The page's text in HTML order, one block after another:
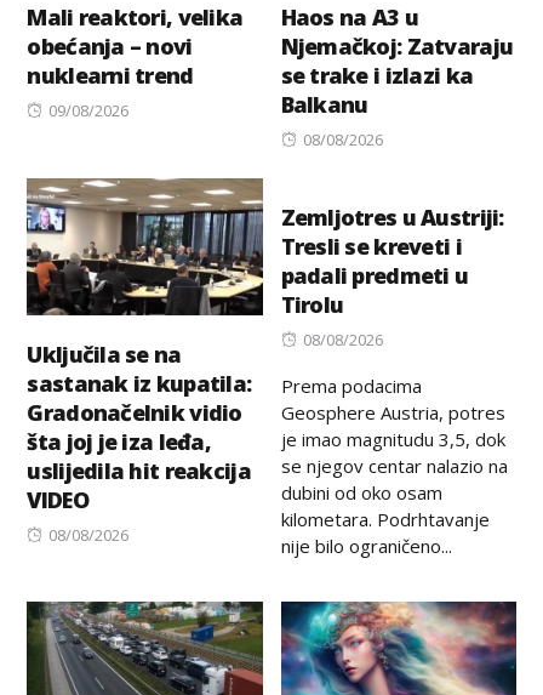
Mali reaktori, velika
obećanja – novi
nuklearni trend
Posted
09/08/2026
Haos na A3 u
Njemačkoj: Zatvaraju
se trake i izlazi ka
Balkanu
Posted
08/08/2026
Uključila se na
sastanak iz kupatila:
Gradonačelnik vidio
šta joj je iza leđa,
uslijedila hit reakcija
VIDEO
Posted
08/08/2026
Zemljotres u Austriji:
Tresli se kreveti i
padali predmeti u
Tirolu
Posted
08/08/2026
Prema podacima
Geosphere Austria, potres
je imao magnitudu 3,5, dok
se njegov centar nalazio na
dubini od oko osam
kilometara. Podrhtavanje
nije bilo ograničeno...